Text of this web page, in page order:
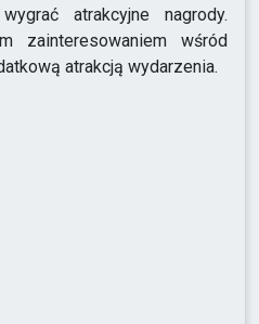
atrakcyjne nagrody.
zainteresowaniem wśród
atrakcją wydarzenia.